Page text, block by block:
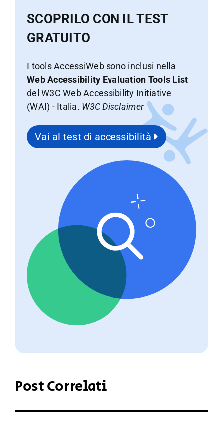
SCOPRILO CON IL TEST
GRATUITO
I tools AccessiWeb sono inclusi nella
Web Accessibility Evaluation Tools List
del W3C Web Accessibility Initiative
(WAI) - Italia. W3C Disclaimer
Vai al test di accessibilità
Post Correlati